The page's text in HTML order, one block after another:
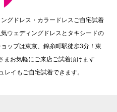
グドレス・カラードレスご自宅試着
ウェディングドレスとタキシードの
ップは東京、錦糸町駅徒歩3分！東
まお気軽にご来店ご試着頂けます
レイもご自宅試着できます。